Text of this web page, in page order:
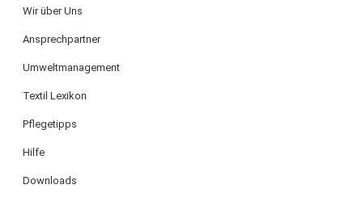
Wir über Uns
Ansprechpartner
Umweltmanagement
Textil Lexikon
Pflegetipps
Hilfe
Downloads